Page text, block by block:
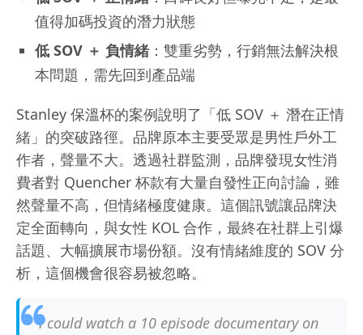
值得加碼投資的潛力狀態
低 SOV ＋ 負情緒：雙重劣勢，行銷無法解決根
本問題，需先回到產品端
Stanley 保溫杯的案例說明了「低 SOV ＋ 潛在正情
緒」的突破路徑。品牌原本主要受眾是男性戶外工
作者，聲量不大。透過社群監測，品牌發現女性消
費者對 Quencher 杯款有大量自發性正向討論，雖
然聲量不高，但情緒極度健康。這個訊號讓品牌決
定全面轉向，與女性 KOL 合作，最終在社群上引爆
話題、大幅擴展市場份額。沒有情緒維度的 SOV 分
析，這個機會很容易被忽略。
i could watch a 10 episode documentary on